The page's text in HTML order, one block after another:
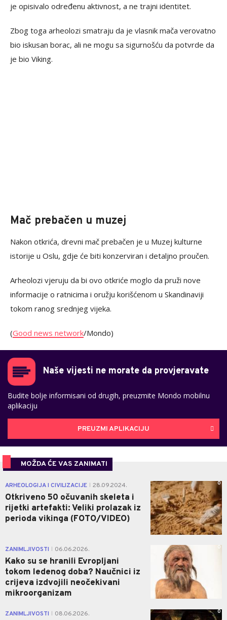
je opisivalo određenu aktivnost, a ne trajni identitet.
Zbog toga arheolozi smatraju da je vlasnik mača verovatno
bio iskusan borac, ali ne mogu sa sigurnošću da potvrde da
je bio Viking.
Mač prebačen u muzej
Nakon otkrića, drevni mač prebačen je u Muzej kulturne
istorije u Oslu, gdje će biti konzerviran i detaljno proučen.
Arheolozi vjeruju da bi ovo otkriće moglo da pruži nove
informacije o ratnicima i oružju korišćenom u Skandinaviji
tokom ranog srednjeg vijeka.
(Good news network/Mondo)
Naše vijesti ne morate da provjeravate
Budite bolje informisani od drugih, preuzmite Mondo mobilnu
aplikaciju
PREUZMI APLIKACIJU
MOŽDA ĆE VAS ZANIMATI
ARHEOLOGIJA I CIVILIZACIJE 28.09.2024.
Otkriveno 50 očuvanih skeleta i
rijetki artefakti: Veliki prolazak iz
perioda vikinga (FOTO/VIDEO)
0
ZANIMLJIVOSTI 06.06.2026.
Kako su se hranili Evropljani
tokom ledenog doba? Naučnici iz
crijeva izdvojili neočekivani
mikroorganizam
0
ZANIMLJIVOSTI 08.06.2026. 0